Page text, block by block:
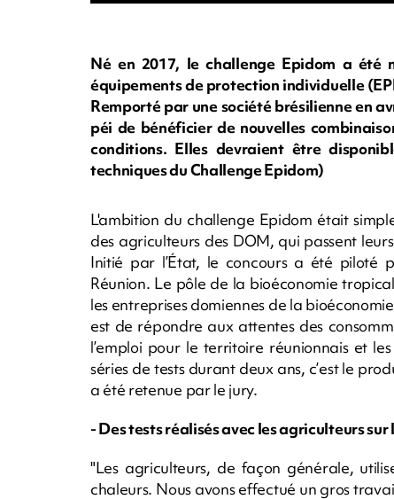
Né en 2017, le challenge Epidom a été
équipements de protection individuelle
Remporté par une société brésilienne en
péi de bénéficier de nouvelles
conditions. Elles devraient être
techniques du Challenge Epidom)
L'ambition du challenge Epidom était
des agriculteurs des DOM, qui passent
Initié par l’État, le concours a été piloté
Réunion. Le pôle de la bioéconomie
les entreprises domiennes de la
est de répondre aux attentes des
l’emploi pour le territoire réunionnais et
séries de tests durant deux ans, c’est le
a été retenue par le jury.
- Des tests réalisés avec les agriculteurs sur
"Les agriculteurs, de façon générale,
chaleurs. Nous avons effectué un gros